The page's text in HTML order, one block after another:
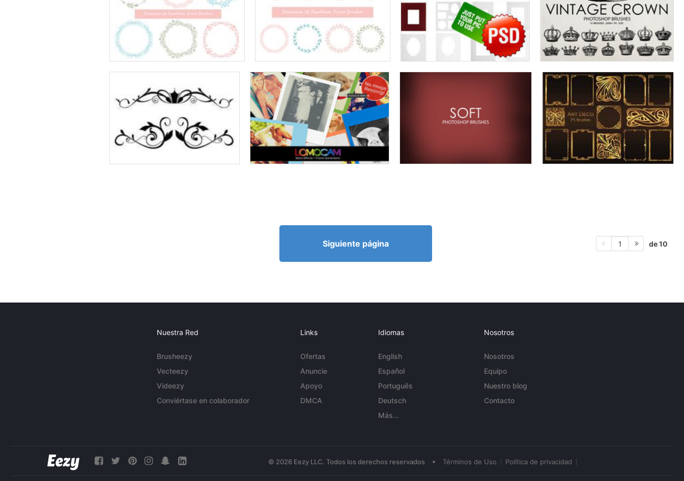
Siguiente página 1 de 10
Nuestra Red
Brusheezy
Vecteezy
Videezy
Conviértase en colaborador
Links
Ofertas
Anuncie
Apoyo
DMCA
Idiomas
English
Español
Português
Deutsch
Más...
Nosotros
Nosotros
Equipo
Nuestro blog
Contacto
© 2026 Eezy LLC. Todos los derechos reservados • Términos de Uso Política de privacidad